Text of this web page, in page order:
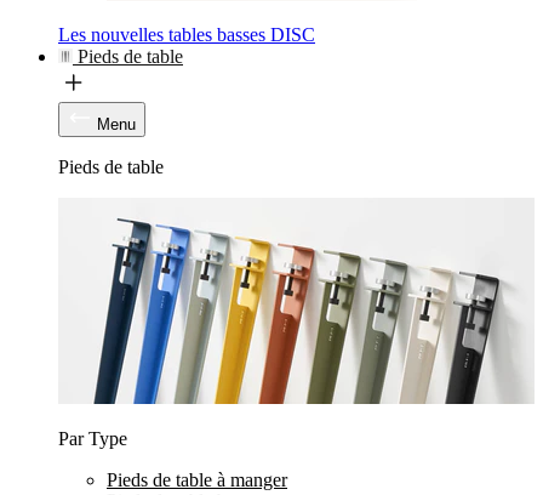
Les nouvelles tables basses DISC
Pieds de table
Menu
Pieds de table
Par Type
Pieds de table à manger